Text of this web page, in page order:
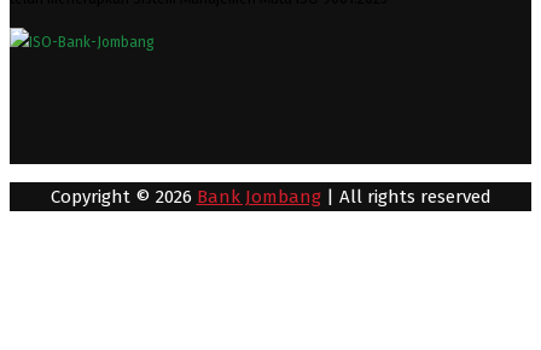
Copyright © 2026 Bank Jombang| All rights reserved